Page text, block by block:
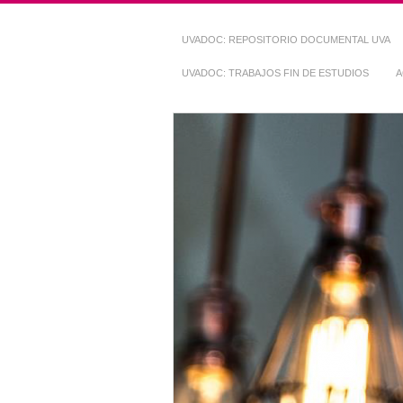
UVADOC: REPOSITORIO DOCUMENTAL UVA
UVADOC: TRABAJOS FIN DE ESTUDIOS
Repositorio
~ UVaDOC